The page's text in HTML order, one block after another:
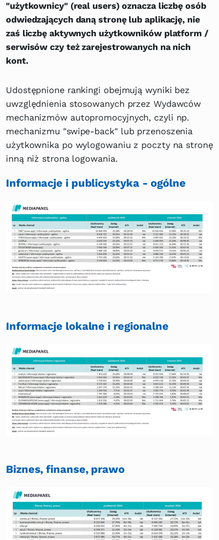
"użytkownicy" (real users) oznacza liczbę osób
odwiedzających daną stronę lub aplikację, nie
zaś liczbę aktywnych użytkowników platform /
serwisów czy też zarejestrowanych na nich
kont.
Udostępnione rankingi obejmują wyniki bez
uwzględnienia stosowanych przez Wydawców
mechanizmów autopromocyjnych, czyli np.
mechanizmu "swipe-back" lub przenoszenia
użytkownika po wylogowaniu z poczty na stronę
inną niż strona logowania.
Informacje i publicystyka - ogólne
Informacje lokalne i regionalne
Biznes, finanse, prawo